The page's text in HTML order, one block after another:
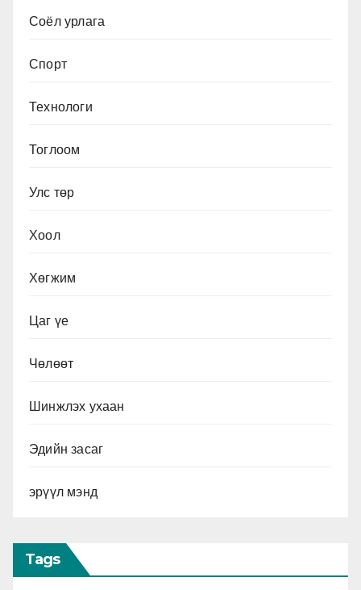
Соёл урлага
Спорт
Технологи
Тоглоом
Улс төр
Хоол
Хөгжим
Цаг үе
Чөлөөт
Шинжлэх ухаан
Эдийн засаг
эрүүл мэнд
Tags